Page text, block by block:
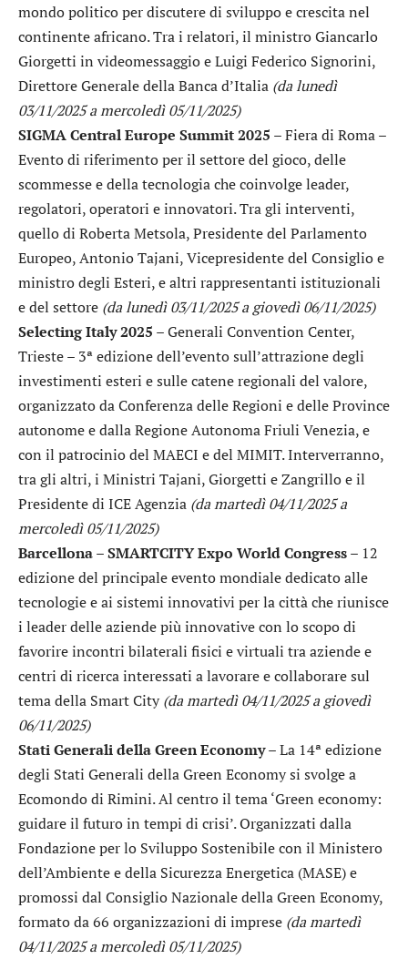
mondo politico per discutere di sviluppo e crescita nel
continente africano. Tra i relatori, il ministro Giancarlo
Giorgetti in videomessaggio e Luigi Federico Signorini,
Direttore Generale della Banca d’Italia (da lunedì
03/11/2025 a mercoledì 05/11/2025)
SIGMA Central Europe Summit 2025 – Fiera di Roma –
Evento di riferimento per il settore del gioco, delle
scommesse e della tecnologia che coinvolge leader,
regolatori, operatori e innovatori. Tra gli interventi,
quello di Roberta Metsola, Presidente del Parlamento
Europeo, Antonio Tajani, Vicepresidente del Consiglio e
ministro degli Esteri, e altri rappresentanti istituzionali
e del settore (da lunedì 03/11/2025 a giovedì 06/11/2025)
Selecting Italy 2025 – Generali Convention Center,
Trieste – 3ª edizione dell’evento sull’attrazione degli
investimenti esteri e sulle catene regionali del valore,
organizzato da Conferenza delle Regioni e delle Province
autonome e dalla Regione Autonoma Friuli Venezia, e
con il patrocinio del MAECI e del MIMIT. Interverranno,
tra gli altri, i Ministri Tajani, Giorgetti e Zangrillo e il
Presidente di ICE Agenzia (da martedì 04/11/2025 a
mercoledì 05/11/2025)
Barcellona – SMARTCITY Expo World Congress– 12
edizione del principale evento mondiale dedicato alle
tecnologie e ai sistemi innovativi per la città che riunisce
i leader delle aziende più innovative con lo scopo di
favorire incontri bilaterali fisici e virtuali tra aziende e
centri di ricerca interessati a lavorare e collaborare sul
tema della Smart City(da martedì 04/11/2025 a giovedì
06/11/2025)
Stati Generali della Green Economy– La 14ª edizione
degli Stati Generali della Green Economy si svolge a
Ecomondo di Rimini. Al centro il tema ‘Green economy:
guidare il futuro in tempi di crisi’. Organizzati dalla
Fondazione per lo Sviluppo Sostenibile con il Ministero
dell’Ambiente e della Sicurezza Energetica (MASE) e
promossi dal Consiglio Nazionale della Green Economy,
formato da 66 organizzazioni di imprese (da martedì
04/11/2025 a mercoledì 05/11/2025)